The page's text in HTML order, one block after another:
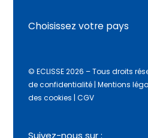
Choisissez votre pays
© ECLISSE 2026 – Tous droits
de confidentialité |Mentions
des cookies |CGV
Suivez-nous sur :